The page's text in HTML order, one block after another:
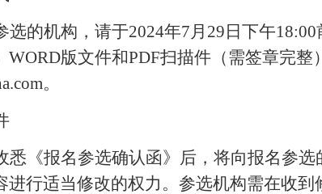
选的机构，请于2024年7月 29 日下午18:00
WORD版文件和PDF扫描件（需签章完整
。
悉《报名参选确认函》后，将向报名参
进行适当修改的权力。参选机构需在收